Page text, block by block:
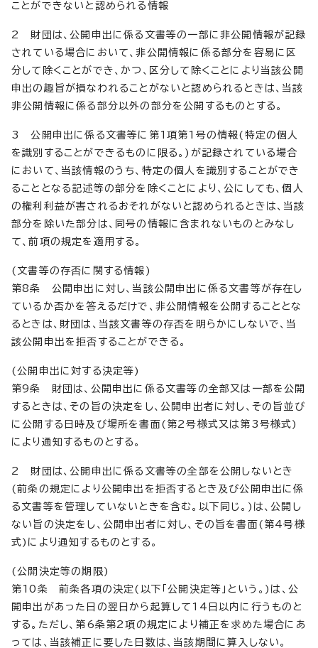
ことができないと認められる情報
2 財団は、公開申出に係る文書等の一部に非公開情報が記録
されている場合において、非公開情報に係る部分を容易に区
分して除くことができ、かつ、区分して除くことにより当該公開
申出の趣旨が損なわれることがないと認められるときは、当該
非公開情報に係る部分以外の部分を公開するものとする。
3 公開申出に係る文書等に第1項第1号の情報(特定の個人
を識別することができるものに限る。)が記録されている場合
において、当該情報のうち、特定の個人を識別することができ
ることとなる記述等の部分を除くことにより、公にしても、個人
の権利利益が害されるおそれがないと認められるときは、当該
部分を除いた部分は、同号の情報に含まれないものとみなし
て、前項の規定を適用する。
(文書等の存否に関する情報)
第8条 公開申出に対し、当該公開申出に係る文書等が存在し
ているか否かを答えるだけで、非公開情報を公開することとな
るときは、財団は、当該文書等の存否を明らかにしないで、当
該公開申出を拒否することができる。
(公開申出に対する決定等)
第9条 財団は、公開申出に係る文書等の全部又は一部を公開
するときは、その旨の決定をし、公開申出者に対し、その旨並び
に公開する日時及び場所を書面(第2号様式又は第3号様式)
により通知するものとする。
2 財団は、公開申出に係る文書等の全部を公開しないとき
(前条の規定により公開申出を拒否するとき及び公開申出に係
る文書等を管理していないときを含む。以下同じ。)は、公開し
ない旨の決定をし、公開申出者に対し、その旨を書面(第4号様
式)により通知するものとする。
(公開決定等の期限)
第10条 前条各項の決定(以下「公開決定等」という。)は、公
開申出があった日の翌日から起算して14日以内に行うものと
する。ただし、第6条第2項の規定により補正を求めた場合にあ
っては、当該補正に要した日数は、当該期間に算入しない。